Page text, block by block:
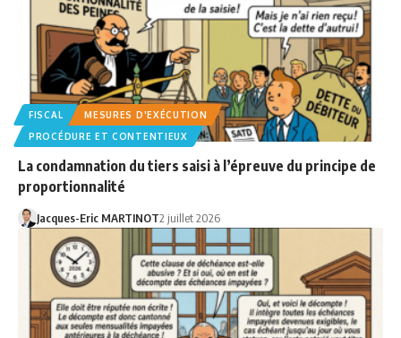
FISCAL
MESURES D'EXÉCUTION
PROCÉDURE ET CONTENTIEUX
La condamnation du tiers saisi à l’épreuve du principe de
proportionnalité
Jacques-Eric MARTINOT2 juillet 2026